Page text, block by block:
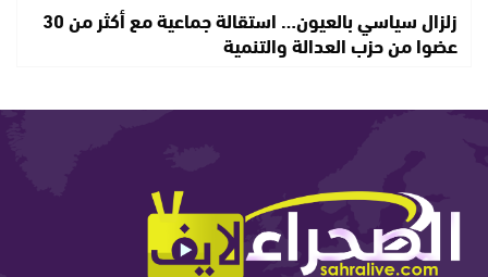
زلزال سياسي بالعيون… استقالة جماعية مع أكثر من 30
عضوا من حزب العدالة والتنمية